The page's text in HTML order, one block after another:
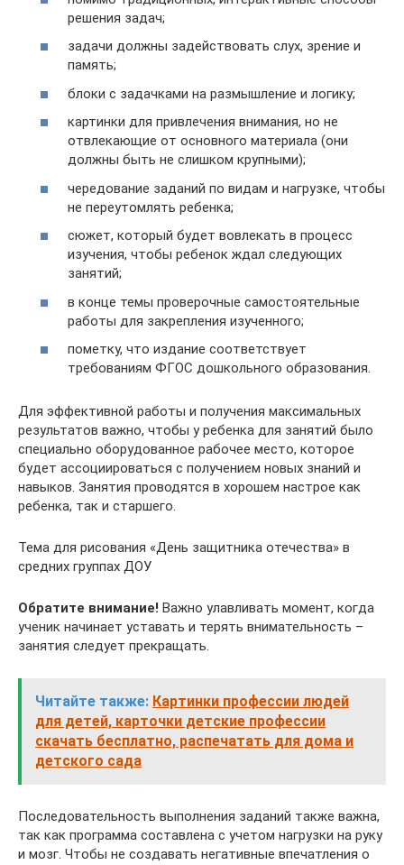
решения задач;
задачи должны задействовать слух, зрение и
память;
блоки с задачками на размышление и логику;
картинки для привлечения внимания, но не
отвлекающие от основного материала (они
должны быть не слишком крупными);
чередование заданий по видам и нагрузке, чтобы
не переутомлять ребенка;
сюжет, который будет вовлекать в процесс
изучения, чтобы ребенок ждал следующих
занятий;
в конце темы проверочные самостоятельные
работы для закрепления изученного;
пометку, что издание соответствует
требованиям ФГОС дошкольного образования.
Для эффективной работы и получения максимальных
результатов важно, чтобы у ребенка для занятий было
специально оборудованное рабочее место, которое
будет ассоциироваться с получением новых знаний и
навыков. Занятия проводятся в хорошем настрое как
ребенка, так и старшего.
Тема для рисования «День защитника отечества» в
средних группах ДОУ
Обратите внимание! Важно улавливать момент, когда
ученик начинает уставать и терять внимательность –
занятия следует прекращать.
Читайте также: Картинки профессии людей
для детей, карточки детские профессии
скачать бесплатно, распечатать для дома и
детского сада
Последовательность выполнения заданий также важна,
так как программа составлена с учетом нагрузки на руку
и мозг. Чтобы не создавать негативные впечатления о